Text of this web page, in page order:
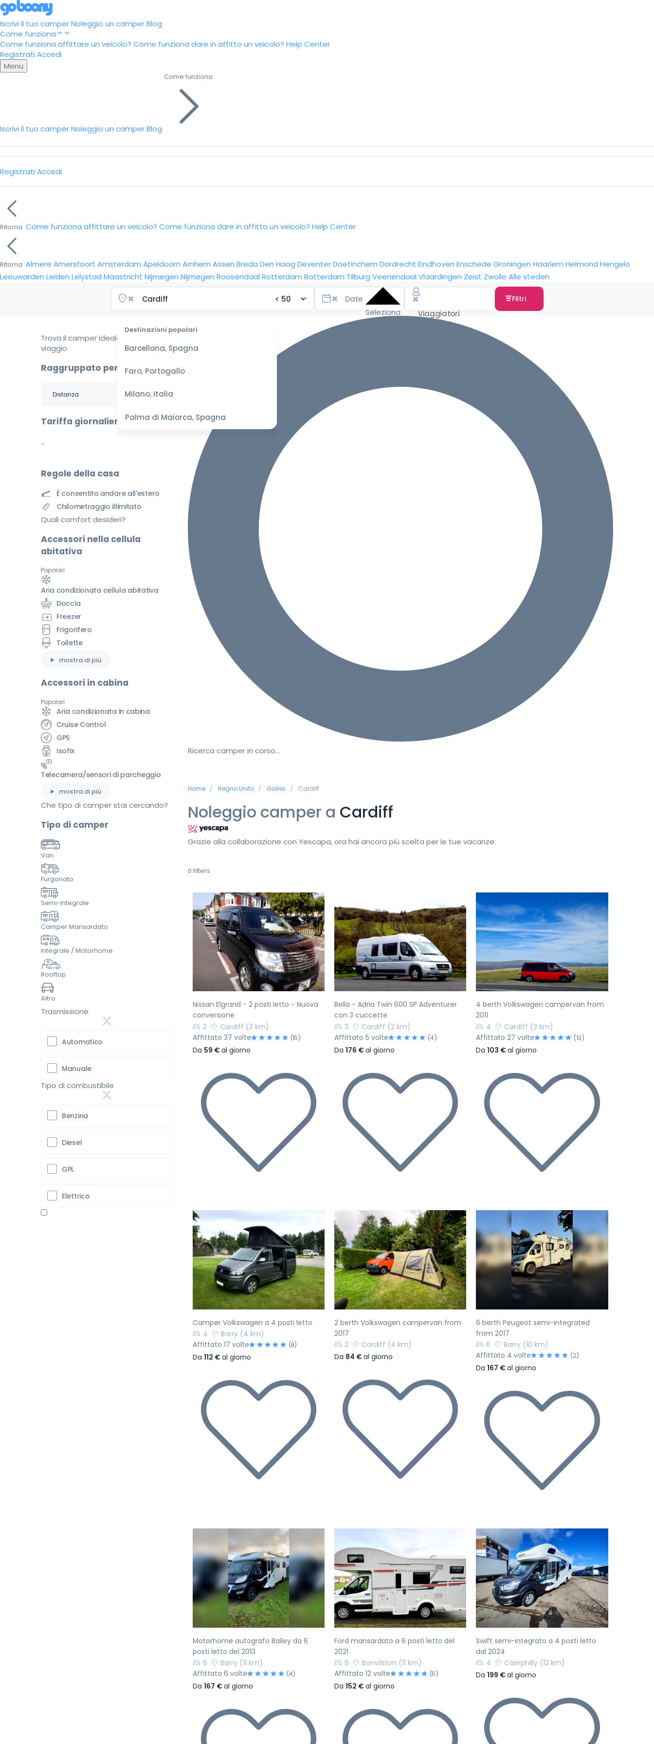
Iscrivi il tuo camperNoleggio un camperBlog
Come funziona
Come funziona affittare un veicolo? Come funziona dare in affitto un veicolo? Help Center
Registrati Accedi
Menu
Iscrivi il tuo camperNoleggio un camperBlog
Come funziona
Registrati Accedi
Ritorna Come funziona affittare un veicolo? Come funziona dare in affitto un veicolo? Help Center
Ritorna Almere Amersfoort Amsterdam Apeldoorn Arnhem Assen Breda Den Haag DeventerDoetinchem Dordrecht Eindhoven Enschede Groningen Haarlem Helmond Hengelo
Leeuwarden Leiden Lelystad Maastricht Nijmegen Nijmegen Roosendaal Rotterdam Rotterdam Tilburg Veenendaal Vlaardingen Zeist Zwolle Alle steden
Destinazioni popolari
Barcellona, Spagna
Faro, Portogallo
Milano, Italia
Palma di Maiorca, Spagna
Seleziona
Filtri
Ricerca camper in corso…
Home Regno Unito Galles Cardiff
Noleggio camper a Cardiff
Grazie alla collaborazione con Yescapa, ora hai ancora più scelta per le tue vacanze.
0 filters
Precedente Successivo
Nissan Elgrand - 2 posti letto - Nuova
conversione
2
Cardiff (2 km)
Affittato 37 volte
(15)
Da 59 €al giorno
Precedente Successivo
Bella - Adria Twin 600 SP Adventurer
con 3 cuccette
3
Cardiff (2 km)
Affittato 5 volte
(4)
Da 176 €al giorno
Precedente Successivo
4 berth Volkswagen campervan from
2011
4
Cardiff (3 km)
Affittato 27 volte
(13)
Da103 €al giorno
Precedente Successivo
Camper Volkswagen a 4 posti letto
4
Barry (4 km)
Affittato 17 volte
(8)
Da 112 €al giorno
Precedente Successivo
2 berth Volkswagen campervan from
2017
2
Cardiff (4 km)
Da 84 €al giorno
Precedente Successivo
6 berth Peugeot semi-integrated
from 2017
6
Barry (10 km)
Affittato 4 volte
(2)
Da167 €al giorno
Precedente Successivo
Motorhome autografo Bailey da 6
posti letto del 2013
6
Barry (11 km)
Affittato 6 volte
(4)
Da 167 €al giorno
Precedente Successivo
Ford mansardato a 6 posti letto del
2021
6
Bonvilston (11 km)
Affittato 12 volte
(5)
Da 152 €al giorno
Precedente Successivo
Swift semi-integrato a 4 posti letto
dal 2024
4
Caerphilly (12 km)
Da199 €al giorno
Trova il camper ideale per il tuo
viaggio
Raggruppato per
Tariffa giornaliera
-
Regole della casa
È consentito andare all'estero
Chilometraggio illimitato
Quali comfort desideri?
Accessori nella cellula
abitativa
Popolari
Aria condizionata cellula abitativa
Doccia
Freezer
Frigorifero
Toilette
mostra di più
Accessori in cabina
Popolari
Aria condizionata in cabina
Cruise Control
GPS
Isofix
Telecamera/sensori di parcheggio
mostra di più
Che tipo di camper stai cercando?
Tipo di camper
Van
Furgonato
Semi-Integrale
Camper Mansardato
Integrale / Motorhome
Rooftop
Altro
Trasmissione
Automatico
Manuale
Tipo di combustibile
Benzina
Diesel
GPL
Elettrico